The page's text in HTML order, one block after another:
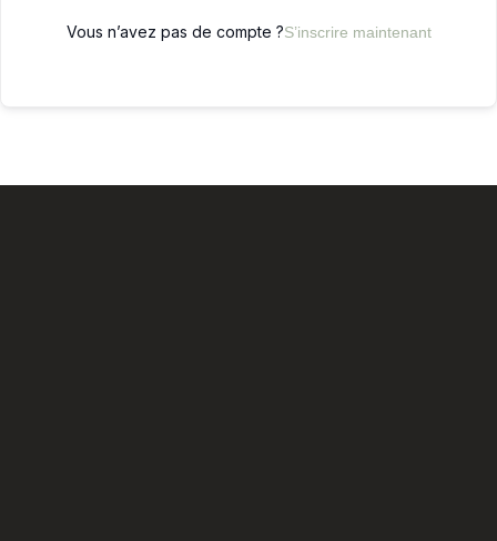
Vous n’avez pas de compte ?S’inscrire maintenant